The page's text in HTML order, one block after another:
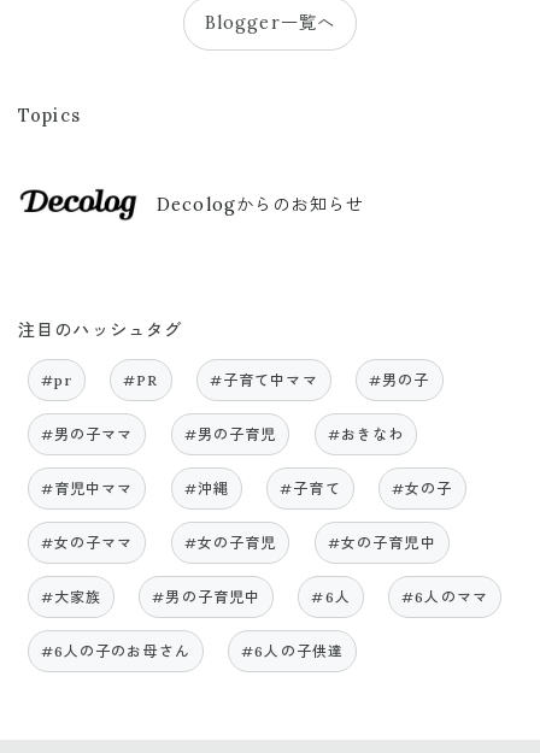
Blogger一覧へ
Topics
Decologからのお知らせ
注目のハッシュタグ
#pr #PR #子育て中ママ #男の子
#男の子ママ #男の子育児 #おきなわ
#育児中ママ #沖縄 #子育て #女の子
#女の子ママ #女の子育児 #女の子育児中
#大家族 #男の子育児中 #6人 #6人のママ
#6人の子のお母さん #6人の子供達